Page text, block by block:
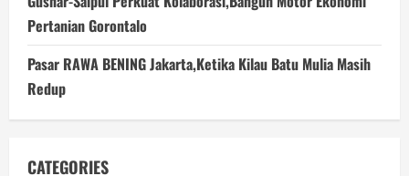
Pertanian Gorontalo
Pasar RAWA BENING Jakarta,Ketika Kilau Batu Mulia Masih
Redup
CATEGORIES